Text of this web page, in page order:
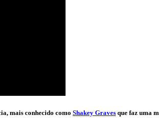
mais conhecido como Shakey Graves que faz uma